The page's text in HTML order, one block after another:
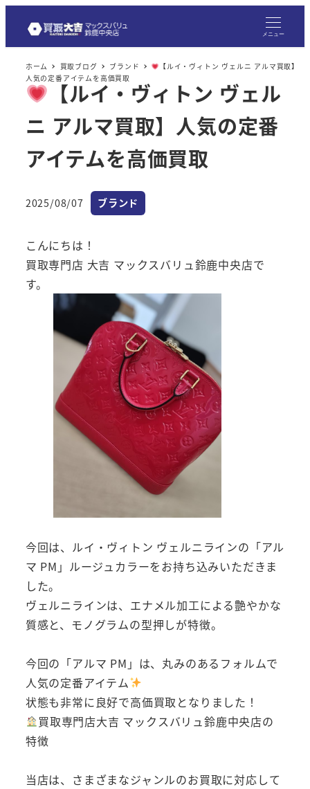
メニュー
ホーム 買取ブログ ブランド
【ルイ・ヴィトン ヴェルニ アルマ買取】
人気の定番アイテムを高価買取
【ルイ・ヴィトン ヴェル
ニ アルマ買取】人気の定番
アイテムを高価買取
投稿日
2025/08/07 カテゴリー
ブランド
こんにちは！
買取専門店 大吉 マックスバリュ鈴鹿中央店で
す。
今回は、ルイ・ヴィトン ヴェルニラインの「アル
マ PM」ルージュカラーをお持ち込みいただきま
した。
ヴェルニラインは、エナメル加工による艶やかな
質感と、モノグラムの型押しが特徴。
今回の「アルマ PM」は、丸みのあるフォルムで
人気の定番アイテム
状態も非常に良好で高価買取となりました！
買取専門店大吉 マックスバリュ鈴鹿中央店の
特徴
当店は、さまざまなジャンルのお買取に対応して